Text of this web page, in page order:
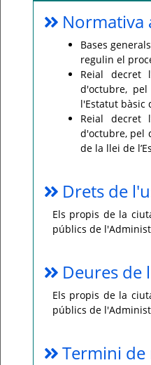
Normativa
Bases
regulin el
Reial decret
d'octubre,
l'Estatut bàsic
Reial decret
d'octubre, pel
de la llei de
Drets de
Els propis de la
públics de
Deures de
Els propis de la
públics de
Termini de